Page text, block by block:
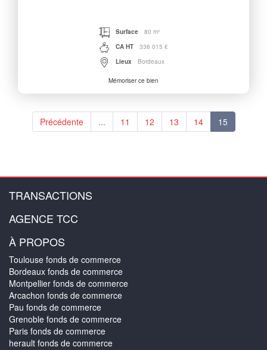
Surface
80 m²
CA HT
336 015 €
Lieux
Bordeaux
Mémoriser ce bien
Précédente ... 11 12 13 14 15
TRANSACTIONS
AGENCE TCC
À PROPOS
Toulouse fonds de commerce
Bordeaux fonds de commerce
Montpellier fonds de commerce
Arcachon fonds de commerce
Pau fonds de commerce
Grenoble fonds de commerce
Paris fonds de commerce
herault fonds de commerce